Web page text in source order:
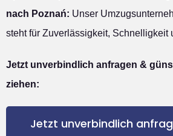
nach Poznań: Unser
steht für Zuverlässigkeit, Schnelligkeit
Jetzt unverbindlich anfragen &
ziehen:
Jetzt unverbindlich